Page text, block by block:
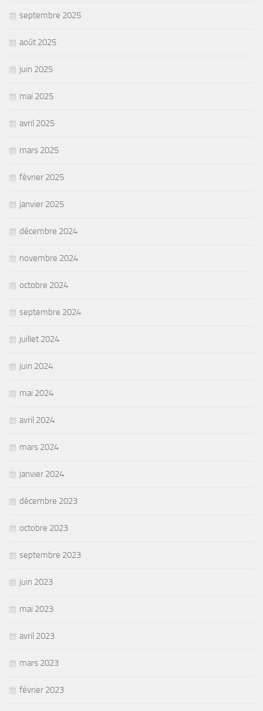
septembre 2025
août 2025
juin 2025
mai 2025
avril 2025
mars 2025
février 2025
janvier 2025
décembre 2024
novembre 2024
octobre 2024
septembre 2024
juillet 2024
juin 2024
mai 2024
avril 2024
mars 2024
janvier 2024
décembre 2023
octobre 2023
septembre 2023
juin 2023
mai 2023
avril 2023
mars 2023
février 2023